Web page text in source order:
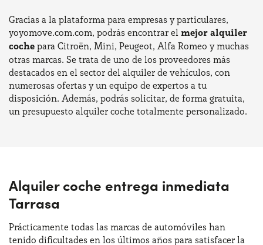
Gracias a la plataforma para empresas y particulares,
yoyomove.com.com, podrás encontrar el mejor alquiler
coche para Citroën, Mini, Peugeot, Alfa Romeo y muchas
otras marcas. Se trata de uno de los proveedores más
destacados en el sector del alquiler de vehículos, con
numerosas ofertas y un equipo de expertos a tu
disposición. Además, podrás solicitar, de forma gratuita,
un presupuesto alquiler coche totalmente personalizado.
Alquiler coche entrega inmediata
Tarrasa
Prácticamente todas las marcas de automóviles han
tenido dificultades en los últimos años para satisfacer la